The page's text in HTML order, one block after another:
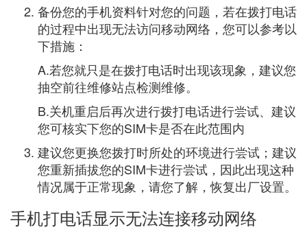
备份您的手机资料针对您的问题，若在拨打电话
的过程中出现无法访问移动网络，您可以参考以
下措施：
A.若您就只是在拨打电话时出现该现象，建议您
抽空前往维修站点检测维修。
B.关机重启后再次进行拨打电话进行尝试、建议
您可核实下您的SIM卡是否在此范围内
建议您更换您拨打时所处的环境进行尝试；建议
您重新插拔您的SIM卡进行尝试，因此出现这种
情况属于正常现象，请您了解，恢复出厂设置。
手机打电话显示无法连接移动网络